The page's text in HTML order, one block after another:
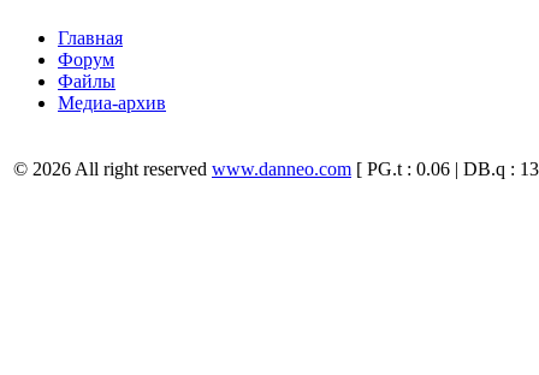
Главная
Форум
Файлы
Медиа-архив
© 2026 All right reserved www.danneo.com [ PG.t : 0.06 | DB.q :